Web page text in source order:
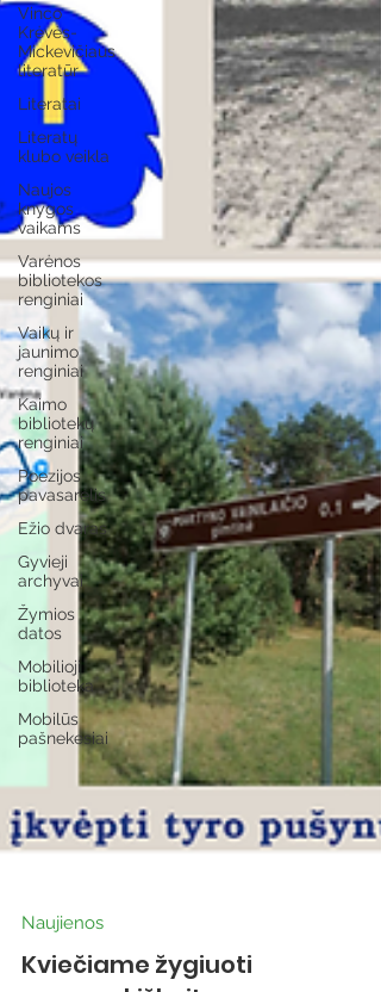
Vinco
Krėvės-
Mickevičiaus
literatūr
Literatai
Literatų
klubo veikla
Naujos
knygos
vaikams
Varėnos
bibliotekos
renginiai
Vaikų ir
jaunimo
renginiai
Kaimo
bibliotekų
renginiai
Poezijos
pavasarėlis
Ežio dvaras
Gyvieji
archyvai
Žymios
datos
Mobilioji
biblioteka
Mobilūs
pašnekesiai
Naujienos